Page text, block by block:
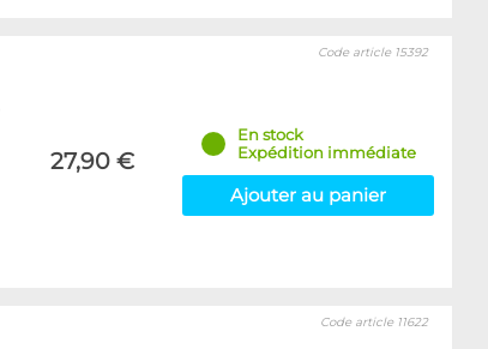
27,90 €
Code article 15392
En stock
Expédition immédiate
Ajouter au panier
Code article 11622